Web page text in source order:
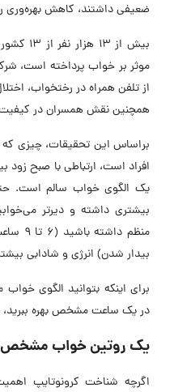
ضعیفی داشتند، کاهش بهره‌وری
بیش از
موثر بر خواب پرداخته است،
از تلفن همراه در رختخواب،
همچنین نقش همسران در
براساس این تحقیقات، چیزی
افراد است، ارتباطی با صبح زود
یک الگوی خواب سالم است.
بیشتری داشته و دیرتر
منظم
بیدار شدن) انرژی و شادابی
برای اینکه بتوانید الگوی
در یک ساعت مشخص بهره ‌ببرید،
یک روتین خواب مشخص
اگرچه شناخت کرونوتایپ